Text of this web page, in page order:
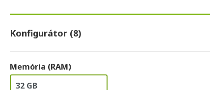
Konfigurátor (8)
Memória (RAM)
32 GB